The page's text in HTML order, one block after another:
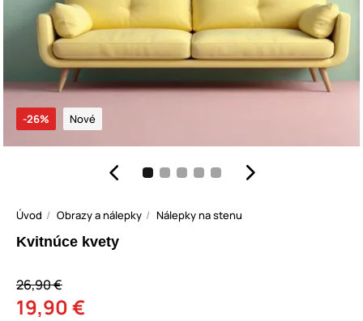
-26% Nové
Úvod Obrazy a nálepky Nálepky na stenu
Kvitnúce kvety
26,90 €
19,90 €